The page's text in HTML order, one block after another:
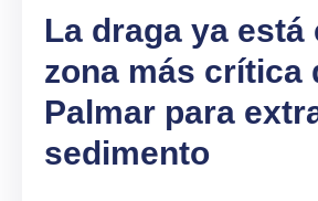
La draga ya está
zona más crítica
Palmar para
sedimento